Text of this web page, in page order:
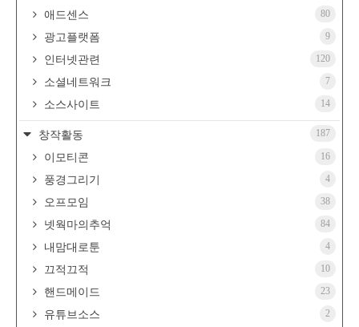
애드센스 80
광고플랫폼 9
인터넷관련 120
소셜네트워크 7
소스사이트 14
창작활동 187
이모티콘 16
풍경그리기 4
오프모임 38
넷웍마의추억 84
내맘대로툰 4
끄적끄적 10
핸드메이드 23
유튜브소스 2